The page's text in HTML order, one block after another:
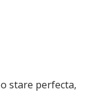
stare perfecta,